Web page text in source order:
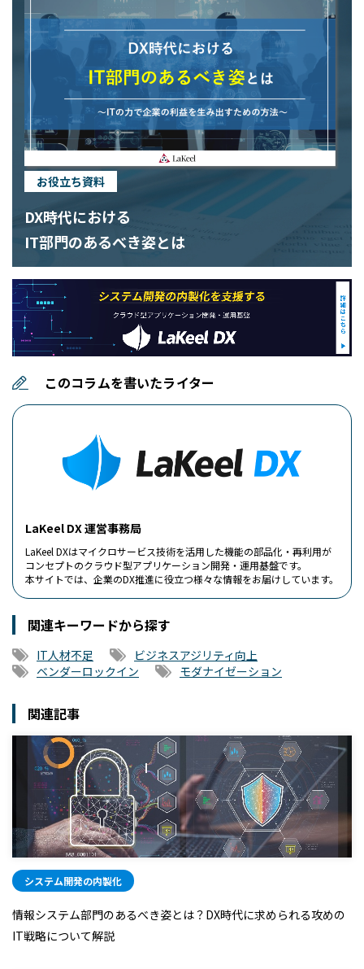
お役立ち資料
DX時代における
IT部門のあるべき姿とは
このコラムを書いたライター
LaKeel DX 運営事務局
LaKeel DXはマイクロサービス技術を活用した機能の部品化・再利用が
コンセプトのクラウド型アプリケーション開発・運用基盤です。
本サイトでは、企業のDX推進に役立つ様々な情報をお届けしています。
関連キーワードから探す
IT人材不足
ビジネスアジリティ向上
ベンダーロックイン
モダナイゼーション
関連記事
システム開発の内製化
情報システム部門のあるべき姿とは？DX時代に求められる攻めの
IT戦略について解説